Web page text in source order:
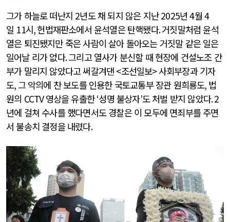
그가 하늘로 떠난지 2년도 채 되지 않은 지난2025년4월4
일 11시,헌법재판소에서 윤석열은 탄핵됐다.거짓말처럼 윤석
열은 퇴진됐지만 죽은 사람이 살아 돌아오는 거짓말 같은 일은
일어날 리가 없다.그리고 열사가 분신할 때 현장에 건설노조 간
부가 말리지 않았다고 써갈겨댄 <조선일보>사회부장과 기자
도,그 악의에 찬 보도를 인용한 국토교통부 장관 원희룡도, 법
원의 CCTV영상을 유출한‘성명 불상자’도 처벌 받지 않았다. 2
년에 걸쳐 수사를 했다면서도 경찰은 이 모두에 면죄부를 주면
서 불송치 결정을 내렸다.